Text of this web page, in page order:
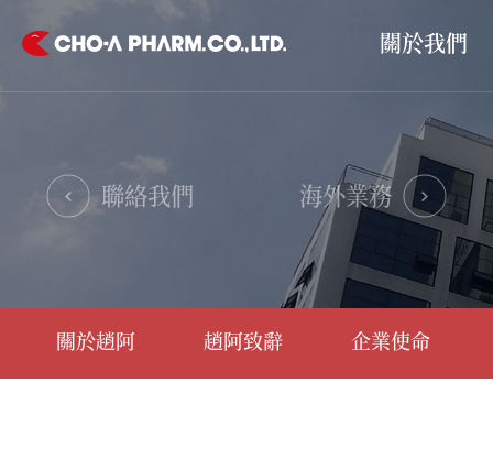
聯絡我們 海外業務
關於我們
關於趙阿 趙阿致辭 企業使命